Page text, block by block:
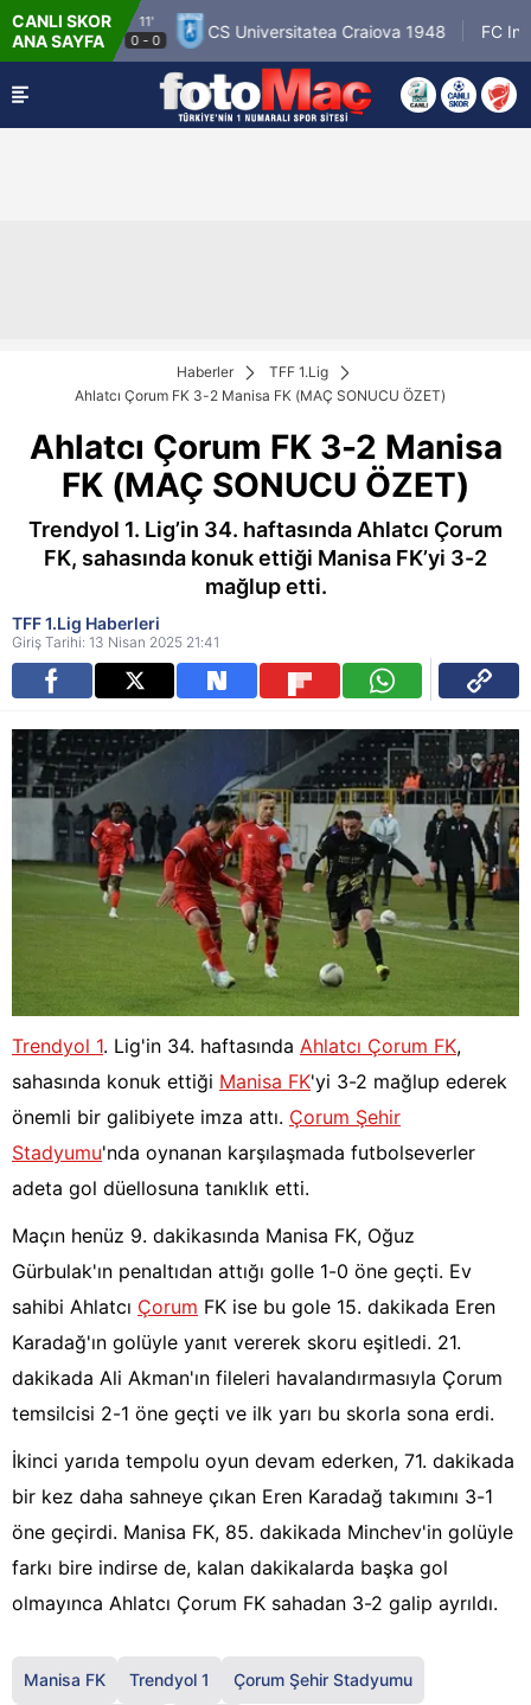
CANLI SKOR
ANA SAYFA
11'
0- 0 CS Universitatea Craiova 1948 FC Inter
Haberler
TFF 1.Lig
Ahlatcı Çorum FK 3-2 Manisa FK (MAÇ SONUCU ÖZET)
Ahlatcı Çorum FK 3-2 Manisa
FK (MAÇ SONUCU ÖZET)
Trendyol 1. Lig’in 34. haftasında Ahlatcı Çorum
FK, sahasında konuk ettiği Manisa FK’yi 3-2
mağlup etti.
TFF 1.Lig Haberleri
Giriş Tarihi: 13 Nisan 2025 21:41
Trendyol 1. Lig'in 34. haftasında Ahlatcı Çorum FK,
sahasında konuk ettiği Manisa FK'yi 3-2 mağlup ederek
önemli bir galibiyete imza attı. Çorum Şehir
Stadyumu'nda oynanan karşılaşmada futbolseverler
adeta gol düellosuna tanıklık etti.
Maçın henüz 9. dakikasında Manisa FK, Oğuz
Gürbulak'ın penaltıdan attığı golle 1-0 öne geçti. Ev
sahibi Ahlatcı Çorum FK ise bu gole 15. dakikada Eren
Karadağ'ın golüyle yanıt vererek skoru eşitledi. 21.
dakikada Ali Akman'ın fileleri havalandırmasıyla Çorum
temsilcisi 2-1 öne geçti ve ilk yarı bu skorla sona erdi.
İkinci yarıda tempolu oyun devam ederken, 71. dakikada
bir kez daha sahneye çıkan Eren Karadağ takımını 3-1
öne geçirdi. Manisa FK, 85. dakikada Minchev'in golüyle
farkı bire indirse de, kalan dakikalarda başka gol
olmayınca Ahlatcı Çorum FK sahadan 3-2 galip ayrıldı.
Manisa FK Trendyol 1 Çorum Şehir Stadyumu